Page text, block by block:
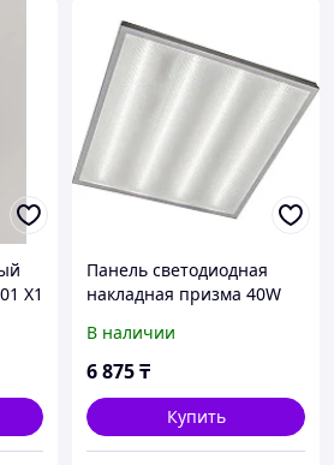
X1
Панель светодиодная
накладная призма 40W
В наличии
6 875₸
Купить